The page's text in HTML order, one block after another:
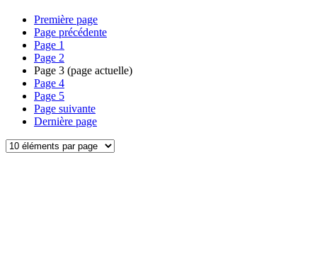
Première page
Page précédente
Page 1
Page 2
Page 3 (page actuelle)
Page 4
Page 5
Page suivante
Dernière page